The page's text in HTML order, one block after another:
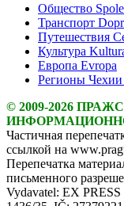
Общество
Транспорт
Путешествия
Культура
Европа Evropa
Регионы Чехии
© 2009-2026
Частичная
ссылкой на
Перепечатка
письменного
Vydavatel: EX